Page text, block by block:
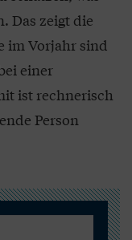
Das zeigt die
im Vorjahr sind
einer
ist rechnerisch
Person